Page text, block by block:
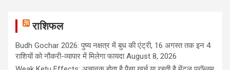
राशिफल
Budh Gochar 2026: पुष्य नक्षत्र में बुध की एंट्री, 16 अगस्त तक इन 4
राशियों को नौकरी-व्यापार में मिलेगा फायदा August 8, 2026